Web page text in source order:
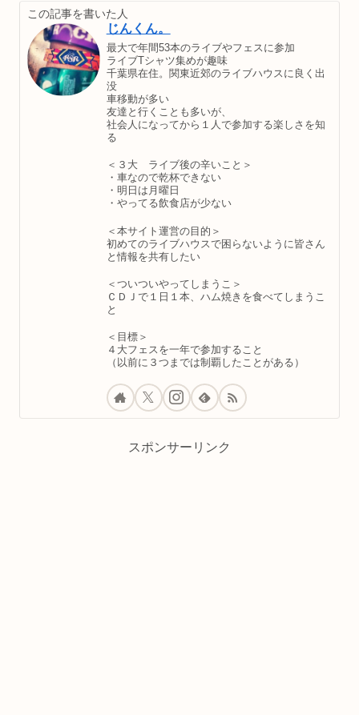
この記事を書いた人
じんくん。
最大で年間53本のライブやフェスに参加
ライブTシャツ集めが趣味
千葉県在住。関東近郊のライブハウスに良く出
没
車移動が多い
友達と行くことも多いが、
社会人になってから１人で参加する楽しさを知
る
＜３大 ライブ後の辛いこと＞
・車なので乾杯できない
・明日は月曜日
・やってる飲食店が少ない
＜本サイト運営の目的＞
初めてのライブハウスで困らないように皆さん
と情報を共有したい
＜ついついやってしまうこ＞
ＣＤＪで１日１本、ハム焼きを食べてしまうこ
と
＜目標＞
４大フェスを一年で参加すること
（以前に３つまでは制覇したことがある）
スポンサーリンク